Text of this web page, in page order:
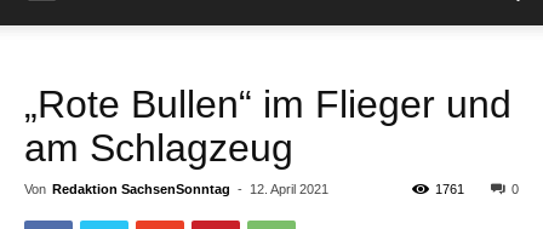
„Rote Bullen“ im Flieger und
am Schlagzeug
Von Redaktion SachsenSonntag - 12. April 2021 0
1761